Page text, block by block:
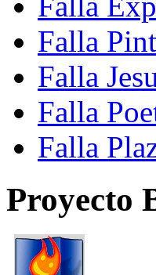
Falla
Falla
Falla
Falla
Proyecto